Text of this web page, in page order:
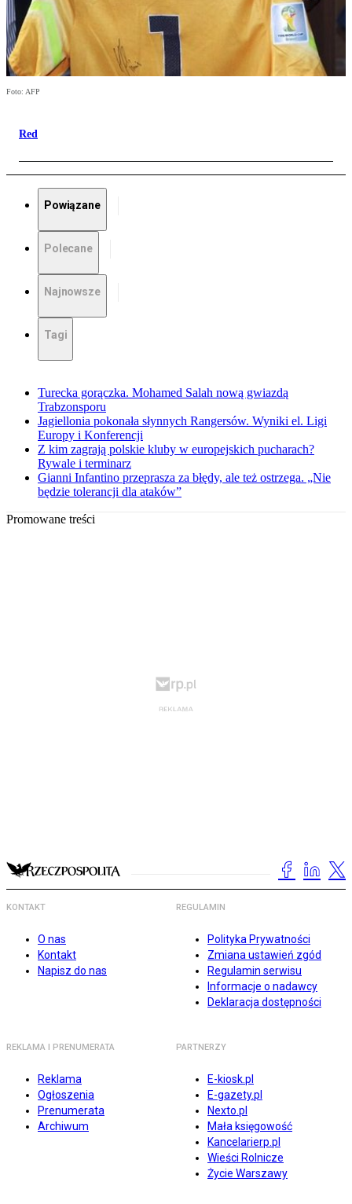
Foto: AFP
Red
Powiązane
Polecane
Najnowsze
Tagi
Turecka gorączka. Mohamed Salah nową gwiazdą
Trabzonsporu
Jagiellonia pokonała słynnych Rangersów. Wyniki el. Ligi
Europy i Konferencji
Z kim zagrają polskie kluby w europejskich pucharach?
Rywale i terminarz
Gianni Infantino przeprasza za błędy, ale też ostrzega. „Nie
będzie tolerancji dla ataków”
Promowane treści
KONTAKT
O nas
Kontakt
Napisz do nas
REGULAMIN
Polityka Prywatności
Zmiana ustawień zgód
Regulamin serwisu
Informacje o nadawcy
Deklaracja dostępności
REKLAMA I PRENUMERATA
Reklama
Ogłoszenia
Prenumerata
Archiwum
PARTNERZY
E-kiosk.pl
E-gazety.pl
Nexto.pl
Mała księgowość
Kancelarierp.pl
Wieści Rolnicze
Życie Warszawy